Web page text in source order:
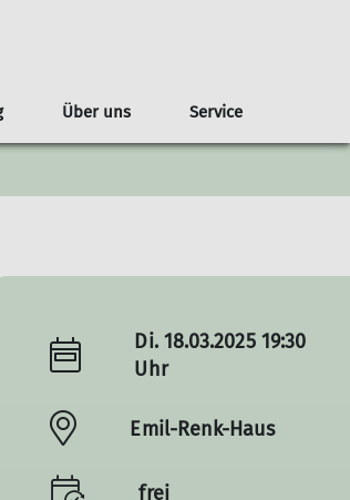
Fitness
Über uns
Kontakt
Service
Kontakt
Di. 18.03.2025 19:30
Uhr
Emil-Renk-Haus
frei